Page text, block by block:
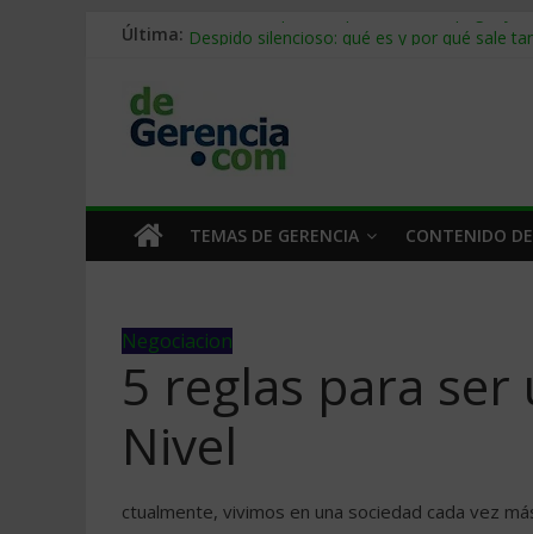
Última: Stablecoins para empresas: cómo pagar y
Trabajo forzoso en la cadena de suministro:
Mercado hispano de EE. UU.: cómo
TEMAS DE GERENCIA CONTENIDO
Negociacion
5 reglas para
Nivel
ctualmente, vivimos en una sociedad cada vez